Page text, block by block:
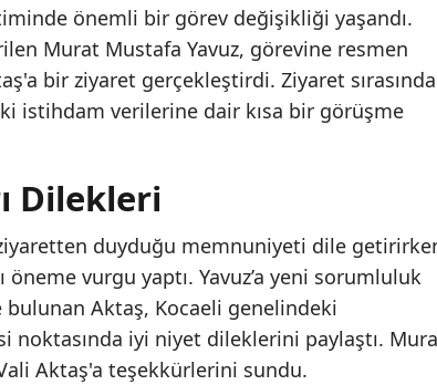
önemli bir görev değişikliği yaşandı.
Murat Mustafa Yavuz, görevine resmen
bir ziyaret gerçekleştirdi. Ziyaret sırasında
istihdam verilerine dair kısa bir görüşme
Dilekleri
duyduğu memnuniyeti dile
öneme vurgu yaptı. Yavuz’a yeni sorumluluk
Aktaş, Kocaeli genelindeki
noktasında iyi niyet dileklerini paylaştı.
Aktaş'a teşekkürlerini sundu.